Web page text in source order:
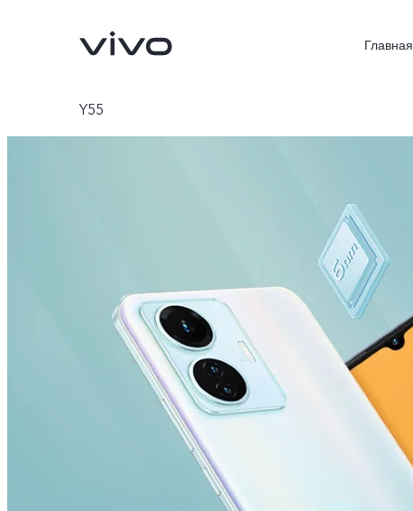
Главная
Y55